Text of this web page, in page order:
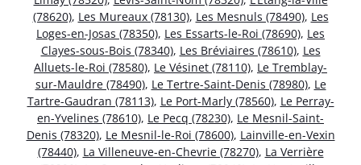
(78620), Les Mureaux (78130), Les Mesnuls (78490), Les
Loges-en-Josas (78350), Les Essarts-le-Roi (78690), Les
Clayes-sous-Bois (78340), Les Bréviaires (78610), Les
Alluets-le-Roi (78580), Le Vésinet (78110), Le Tremblay-
sur-Mauldre (78490), Le Tertre-Saint-Denis (78980), Le
Tartre-Gaudran (78113), Le Port-Marly (78560), Le Perray-
en-Yvelines (78610), Le Pecq (78230), Le Mesnil-Saint-
Denis (78320), Le Mesnil-le-Roi (78600), Lainville-en-Vexin
(78440), La Villeneuve-en-Chevrie (78270), La Verrière